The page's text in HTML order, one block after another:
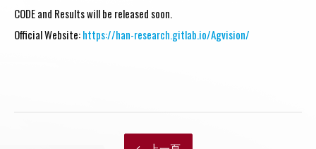
CODE and Results will be released soon.
Official Website:https://han-research.gitlab.io/Agvision/